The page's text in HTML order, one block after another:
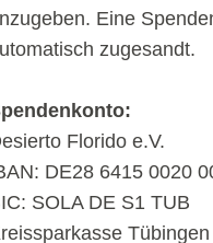
Eine
zugesandt.
Florido e.V.
DE28 6415 0020
SOLA DE S1 TUB
Tübingen